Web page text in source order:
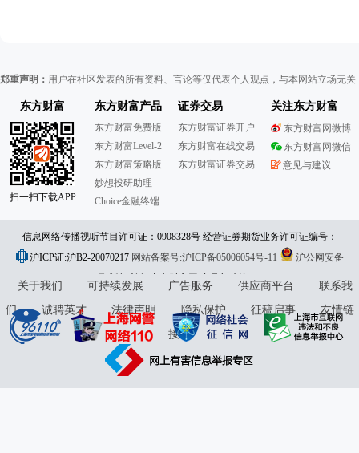
郑重声明： 用户在社区发表的所有资料、言论等仅代表个人观点，与本网站立场无
东方财富
扫一扫下载APP
东方财富产品
东方财富免费版
东方财富Level-2
东方财富策略版
妙想投研助理
Choice金融终端
证券交易
东方财富证券开户
东方财富在线交易
东方财富证券交易
关注东方财富
东方财富网微博
东方财富网微信
意见与建议
信息网络传播视听节目许可证：0908328号 经营证券期货业务许可证编号：
913101046312860336 违法和不良信息举报:021-61278686 举报邮箱：
jubao@eastmoney.com
沪ICP证:沪B2-20070217 网站备案号:沪ICP备05006054号-11
沪公网安备
31010402000120号版权所有:东方财富网意见与建议:4000300059/952500
关于我们 可持续发展 广告服务 供应商平台
联系我
们
诚聘英才 法律声明 隐私保护 征稿启事
友情链
接